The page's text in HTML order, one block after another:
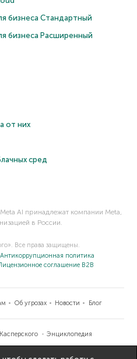
бизнеса Cтандартный
бизнеса Расширенный
от них
сред
AI принадлежат компании Meta,
в России.
Все права защищены.
Антикоррупционная политика
соглашение B2B
Об угрозах Новости Блог
Энциклопедия